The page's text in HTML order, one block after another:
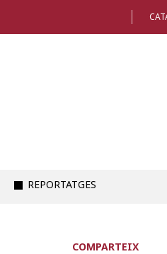
REPORTATGES
COMPARTEIX